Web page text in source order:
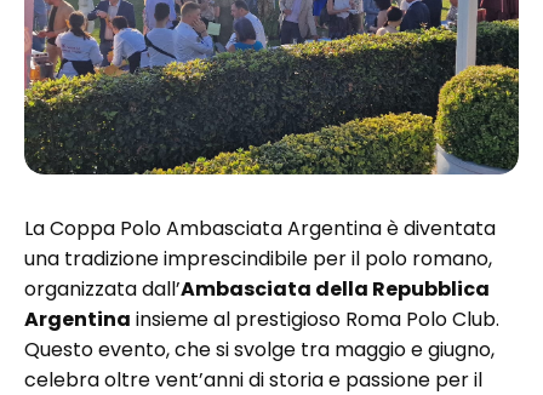
La Coppa Polo Ambasciata Argentina è diventata
una tradizione imprescindibile per il polo romano,
organizzata dall’Ambasciata della Repubblica
Argentina insieme al prestigioso Roma Polo Club.
Questo evento, che si svolge tra maggio e giugno,
celebra oltre vent’anni di storia e passione per il